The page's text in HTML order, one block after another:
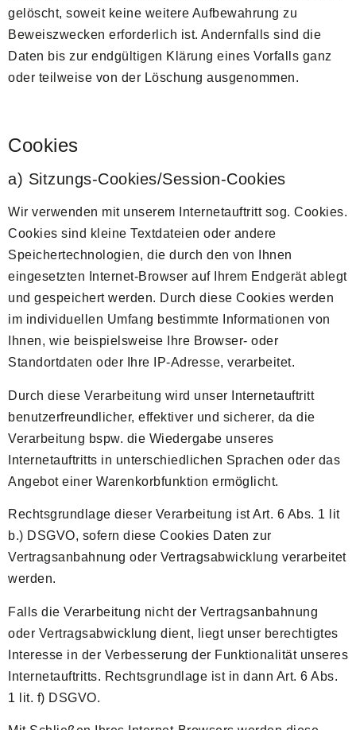
gelöscht, soweit keine weitere Aufbewahrung zu
Beweiszwecken erforderlich ist. Andernfalls sind die
Daten bis zur endgültigen Klärung eines Vorfalls ganz
oder teilweise von der Löschung ausgenommen.
Cookies
a) Sitzungs-Cookies/Session-Cookies
Wir verwenden mit unserem Internetauftritt sog. Cookies.
Cookies sind kleine Textdateien oder andere
Speichertechnologien, die durch den von Ihnen
eingesetzten Internet-Browser auf Ihrem Endgerät ablegt
und gespeichert werden. Durch diese Cookies werden
im individuellen Umfang bestimmte Informationen von
Ihnen, wie beispielsweise Ihre Browser- oder
Standortdaten oder Ihre IP-Adresse, verarbeitet.
Durch diese Verarbeitung wird unser Internetauftritt
benutzerfreundlicher, effektiver und sicherer, da die
Verarbeitung bspw. die Wiedergabe unseres
Internetauftritts in unterschiedlichen Sprachen oder das
Angebot einer Warenkorbfunktion ermöglicht.
Rechtsgrundlage dieser Verarbeitung ist Art. 6 Abs. 1 lit
b.) DSGVO, sofern diese Cookies Daten zur
Vertragsanbahnung oder Vertragsabwicklung verarbeitet
werden.
Falls die Verarbeitung nicht der Vertragsanbahnung
oder Vertragsabwicklung dient, liegt unser berechtigtes
Interesse in der Verbesserung der Funktionalität unseres
Internetauftritts. Rechtsgrundlage ist in dann Art. 6 Abs.
1 lit. f) DSGVO.